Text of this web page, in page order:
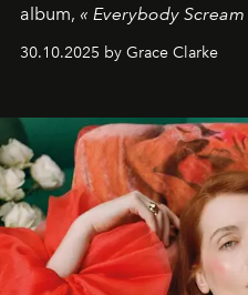
album, « Everybody Scream
dates nord-américaines
30.10.2025 by Grace Clarke